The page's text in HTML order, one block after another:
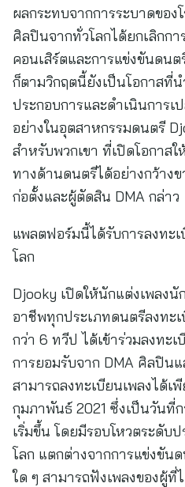
ผลกระทบจากการระบาดของ
ศิลปินจากทั่วโลกได้ยกเลิกกา
คอนเสิร์ตและการแข่งขันดน
ก็ตามวิกฤตนี้ยังเป็นโอกาสที่น
ประกอบการและดำเนินการ
อย่างในอุตสาหกรรมดนตรี
สำหรับพวกเขา ที่เปิดโอกาส
ทางด้านดนตรีได้อย่างกว้างข
ก่อตั้งและผู้ตัดสิน DMA กล่าว
แพลตฟอร์มนี้ได้รับการลงทะ
โลก
Djooky เปิดให้นักแต่งเพลง
อาชีพทุกประเภทดนตรีลงทะ
กว่า 6 ทวีป ได้เข้าร่วมลงทะ
การยอมรับจาก DMA ศิลปิน
สามารถลงทะเบียนเพลงได้เ
กุมภาพันธ์ 2021 ซึ่งเป็นวันที่
เริ่มขึ้น โดยมีรอบโหวตระดับ
โลก แตกต่างจากการแข่งขัน
ใด ๆ สามารถฟังเพลงของผู้ที่